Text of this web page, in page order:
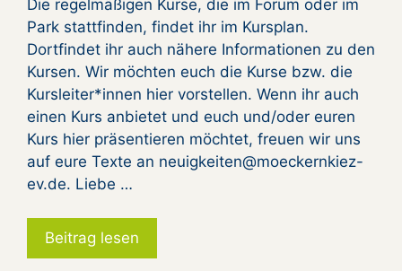
Die regelmäßigen Kurse, die im Forum oder im
Park stattfinden, findet ihr im Kursplan.
Dortfindet ihr auch nähere Informationen zu den
Kursen. Wir möchten euch die Kurse bzw. die
Kursleiter*innen hier vorstellen. Wenn ihr auch
einen Kurs anbietet und euch und/oder euren
Kurs hier präsentieren möchtet, freuen wir uns
auf eure Texte an neuigkeiten@moeckernkiez-
ev.de. Liebe …
Beitrag lesen